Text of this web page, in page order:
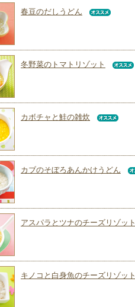
春豆のだしうどん
冬野菜のトマトリゾット
カボチャと鮭の雑炊
カブのそぼろあんかけうどん
アスパラとツナのチーズリゾット
キノコと白身魚のチーズリゾット